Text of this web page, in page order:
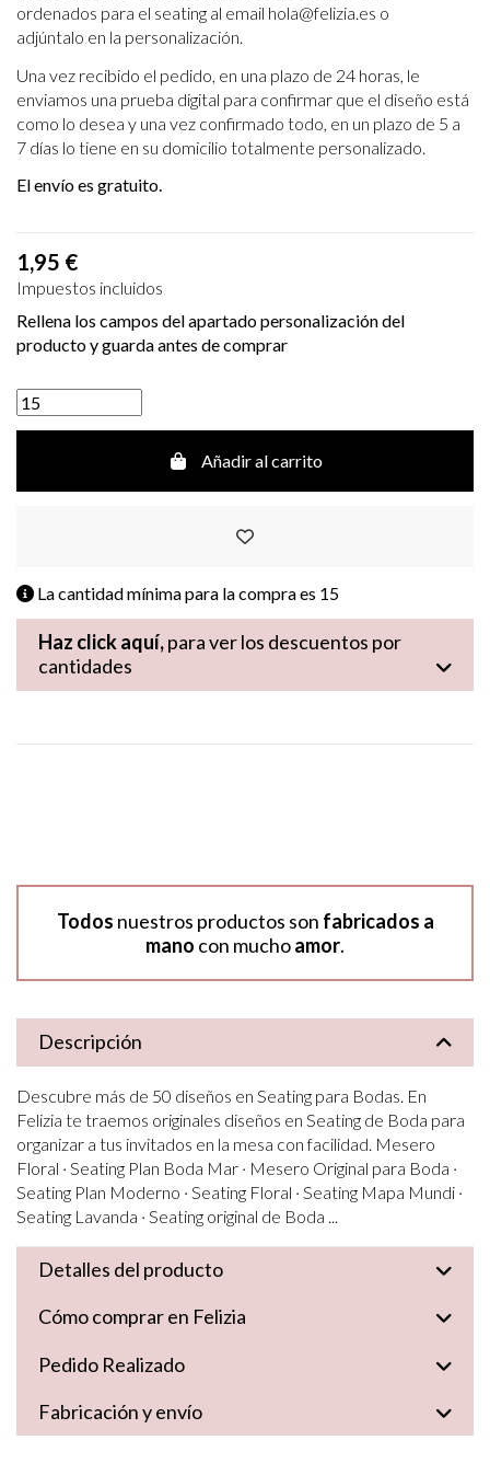
ordenados para el seating al email hola@felizia.es o
adjúntalo en la personalización.
Una vez recibido el pedido, en una plazo de 24 horas, le
enviamos una prueba digital para confirmar que el diseño está
como lo desea y una vez confirmado todo, en un plazo de 5 a
7 días lo tiene en su domicilio totalmente personalizado.
El envío es gratuito.
1,95 €
Impuestos incluidos
Rellena los campos del apartado personalización del
producto y guarda antes de comprar
Añadir al carrito
La cantidad mínima para la compra es 15
Haz click aquí,para ver los descuentos por
cantidades
Todos nuestros productos son fabricados a
mano con muchoamor.
Descripción
Descubre más de 50 diseños en Seating para Bodas. En
Felizia te traemos originales diseños en Seating de Boda para
organizar a tus invitados en la mesa con facilidad. Mesero
Floral · Seating Plan Boda Mar · Mesero Original para Boda ·
Seating Plan Moderno · Seating Floral · Seating Mapa Mundi ·
Seating Lavanda · Seating original de Boda ...
Detalles del producto
Cómo comprar en Felizia
Pedido Realizado
Fabricación y envío